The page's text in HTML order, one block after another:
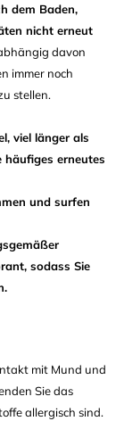
dem Baden,
nicht erneut
davon
immer noch
stellen.
viel länger als
häufiges erneutes
und surfen
sodass Sie
mit Mund und
Sie das
allergisch sind.